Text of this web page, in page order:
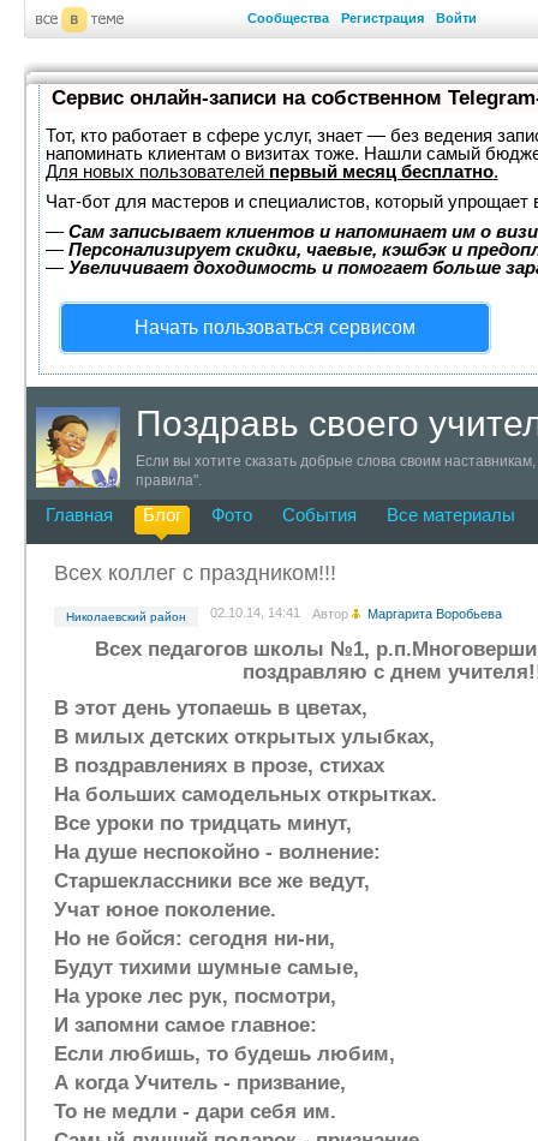
Сообщества Регистрация Войти
Сервис онлайн-записи на собственном
Тот, кто работает в сфере услуг, знает — без ведения
напоминать клиентам о визитах тоже. Нашли самый
Для новых пользователей первый месяц бесплатно.
Чат-бот для мастеров и специалистов, который упрощает
— Сам записывает клиентов и напоминает им о
— Персонализирует скидки, чаевые, кэшбэк и
— Увеличивает доходимость и помогает больше
Начать пользоваться сервисом
Поздравь своего
Если вы хотите сказать добрые слова своим
правила".
Главная Блог Фото События Все материалы
Всех коллег с праздником!!!
Николаевcкий район 02.10.14, 14:41 Автор Маргарита Воробьева
Всех педагогов школы №1,
поздравляю с днем
В этот день утопаешь в цветах,
В милых детских открытых улыбках,
В поздравлениях в прозе, стихах
На больших самодельных открытках.
Все уроки по тридцать минут,
На душе неспокойно - волнение:
Старшеклассники все же ведут,
Учат юное поколение.
Но не бойся: сегодня ни-ни,
Будут тихими шумные самые,
На уроке лес рук, посмотри,
И запомни самое главное:
Если любишь, то будешь любим,
А когда Учитель - призвание,
То не медли - дари себя им.